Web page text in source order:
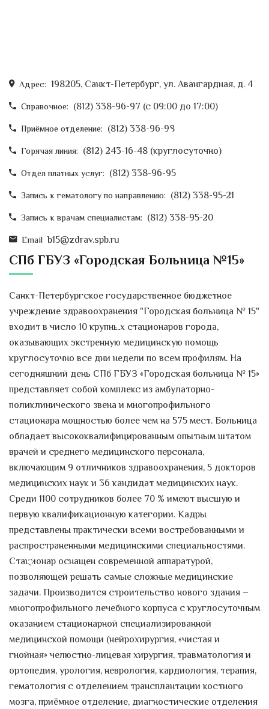
Адрес: 198205, Санкт-Петербург, ул. Авангардная, д. 4
Справочное: (812) 338-96-97 (c 09:00 до 17:00)
Приёмное отделение: (812) 338-96-98
Горячая линия: (812) 243-16-48 (круглосуточно)
Отдел платных услуг: (812) 338-96-95
Запись к гематологу по направлению: (812) 338-95-21
Запись к врачам специалистам: (812) 338-95-20
Email b15@zdrav.spb.ru
СПб ГБУЗ «Городская Больница №15»
Санкт-Петербургское государственное бюджетное
учреждение здравоохранения "Городская больница № 15"
входит в число 10 крупных стационаров города,
оказывающих экстренную медицинскую помощь
круглосуточно все дни недели по всем профилям. На
сегодняшний день СПб ГБУЗ «Городская больница № 15»
представляет собой комплекс из амбулаторно-
поликлинического звена и многопрофильного
стационара мощностью более чем на 575 мест. Больница
обладает высококвалифицированным опытным штатом
врачей и среднего медицинского персонала,
включающим 9 отличников здравоохранения, 5 докторов
медицинских наук и 36 кандидат медицинских наук.
Среди 1100 сотрудников более 70 % имеют высшую и
первую квалификационную категории. Кадры
представлены практически всеми востребованными и
распространенными медицинскими специальностями.
Стационар оснащен современной аппаратурой,
позволяющей решать самые сложные медицинские
задачи. Производится строительство нового здания –
многопрофильного лечебного корпуса с круглосуточным
оказанием стационарной специализированной
медицинской помощи (нейрохирургия, «чистая и
гнойная» челюстно-лицевая хирургия, травматология и
ортопедия, урология, неврология, кардиология, терапия,
гематология с отделением трансплантации костного
мозга, приёмное отделение, диагностические отделения